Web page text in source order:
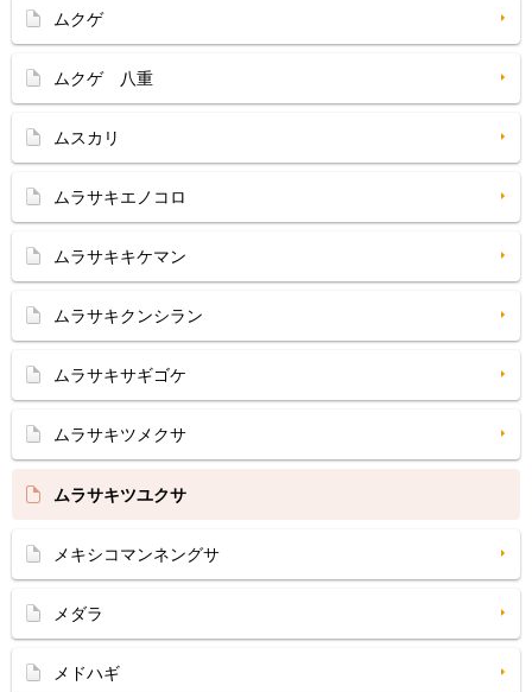
ムクゲ
ムクゲ 八重
ムスカリ
ムラサキエノコロ
ムラサキキケマン
ムラサキクンシラン
ムラサキサギゴケ
ムラサキツメクサ
ムラサキツユクサ
メキシコマンネングサ
メダラ
メドハギ